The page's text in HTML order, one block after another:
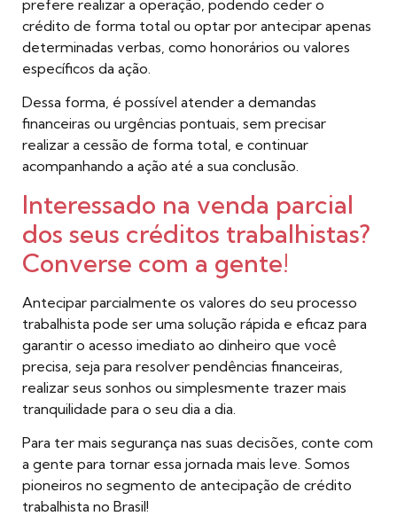
prefere realizar a operação, podendo ceder o
crédito de forma total ou optar por antecipar apenas
determinadas verbas, como honorários ou valores
específicos da ação.
Dessa forma, é possível atender a demandas
financeiras ou urgências pontuais, sem precisar
realizar a cessão de forma total, e continuar
acompanhando a ação até a sua conclusão.
Interessado na venda parcial
dos seus créditos trabalhistas?
Converse com a gente!
Antecipar parcialmente os valores do seu processo
trabalhista pode ser uma solução rápida e eficaz para
garantir o acesso imediato ao dinheiro que você
precisa, seja para resolver pendências financeiras,
realizar seus sonhos ou simplesmente trazer mais
tranquilidade para o seu dia a dia.
Para ter mais segurança nas suas decisões, conte com
a gente para tornar essa jornada mais leve. Somos
pioneiros no segmento de antecipação de crédito
trabalhista no Brasil!